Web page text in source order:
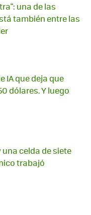
una de las
también entre las
IA que deja que
dólares. Y luego
celda de siete
trabajó